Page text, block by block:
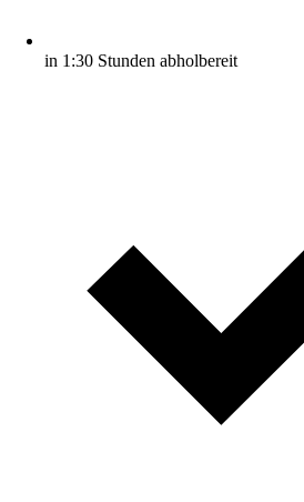
in 1:30 Stunden abholbereit